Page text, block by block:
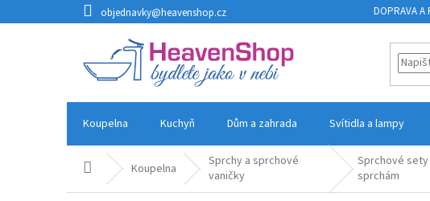
na
objednavky@heavenshop.cz DOPRAVA A
Koupelna Kuchyň Dům a zahrada Svítidla a lampy
Domů Koupelna
Sprchy a sprchové
vaničky
Sprchové
sprchám